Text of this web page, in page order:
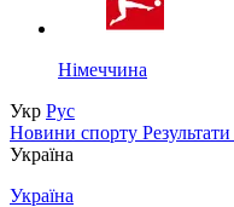
Німеччина
Укр Рус
Новини спорту Результати
Україна
Україна